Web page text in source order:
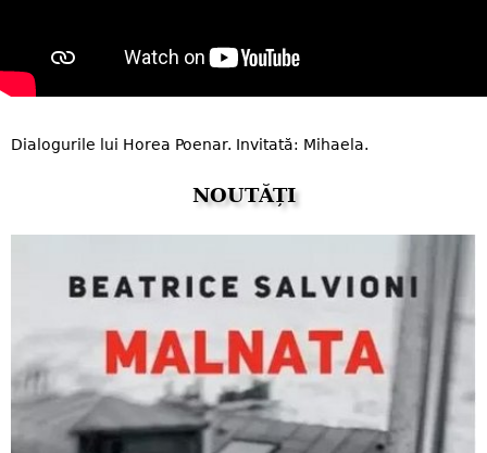
Dialogurile lui Horea Poenar. Invitată: Mihaela.
NOUTĂȚI